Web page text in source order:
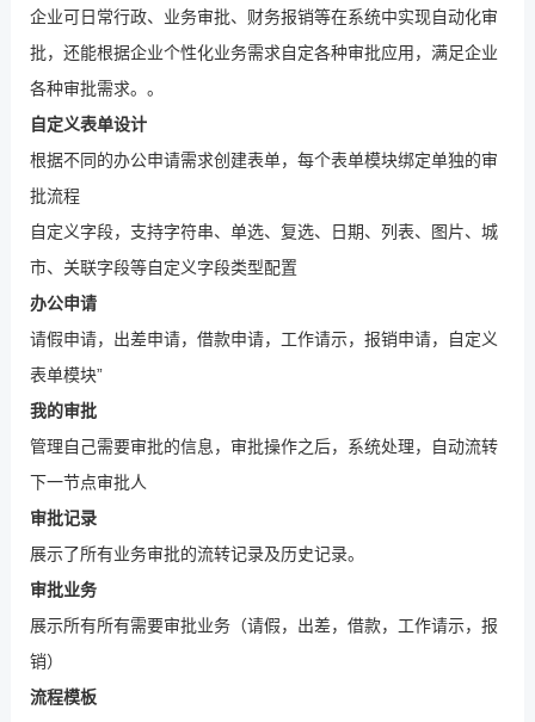
企业可日常行政、业务审批、财务报销等在系统中实现自动化审
批，还能根据企业个性化业务需求自定各种审批应用，满足企业
各种审批需求。 。
自定义表单设计
根据不同的办公申请需求创建表单，每个表单模块绑定单独的审
批流程
自定义字段，支持字符串、单选、复选、日期、列表、图片、城
市、关联字段等自定义字段类型配置
办公申请
请假申请，出差申请，借款申请，工作请示，报销申请，自定义
表单模块”
我的审批
管理自己需要审批的信息，审批操作之后，系统处理，自动流转
下一节点审批人
审批记录
展示了所有业务审批的流转记录及历史记录。
审批业务
展示所有所有需要审批业务（请假，出差，借款，工作请示，报
销）
流程模板